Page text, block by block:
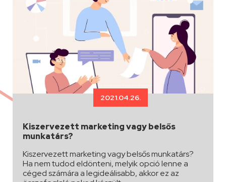
2021.04.26.
Kiszervezett marketing vagy belsős
munkatárs?
Kiszervezett marketing vagy belsős munkatárs?
Ha nem tudod eldönteni, melyik opció lenne a
céged számára a legideálisabb, akkor ez az